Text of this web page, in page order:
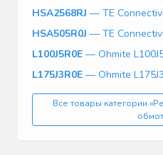
HSA2568RJ — TE
HSA505R0J — TE
L100J5R0E — Ohmite
L175J3R0E — Ohmite
Все товары категории